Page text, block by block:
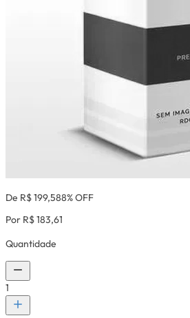
De R$ 199,588% OFF
Por R$ 183,61
Quantidade
1